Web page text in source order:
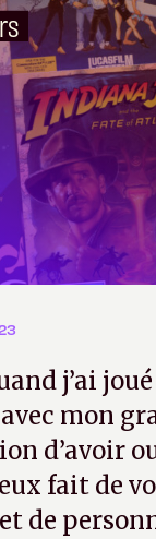
j’ai
mon
d’avoir
fait de
de